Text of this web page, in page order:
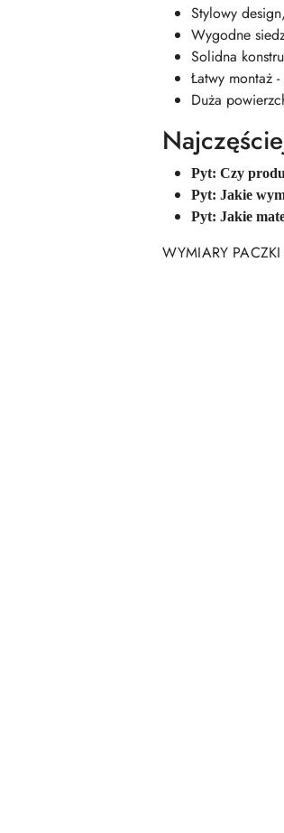
Stylowy
Wygodne
Solidna
Łatwy montaż
Duża
Pyt: Czy
Pyt: Jakie
Pyt: Jakie
WYMIARY